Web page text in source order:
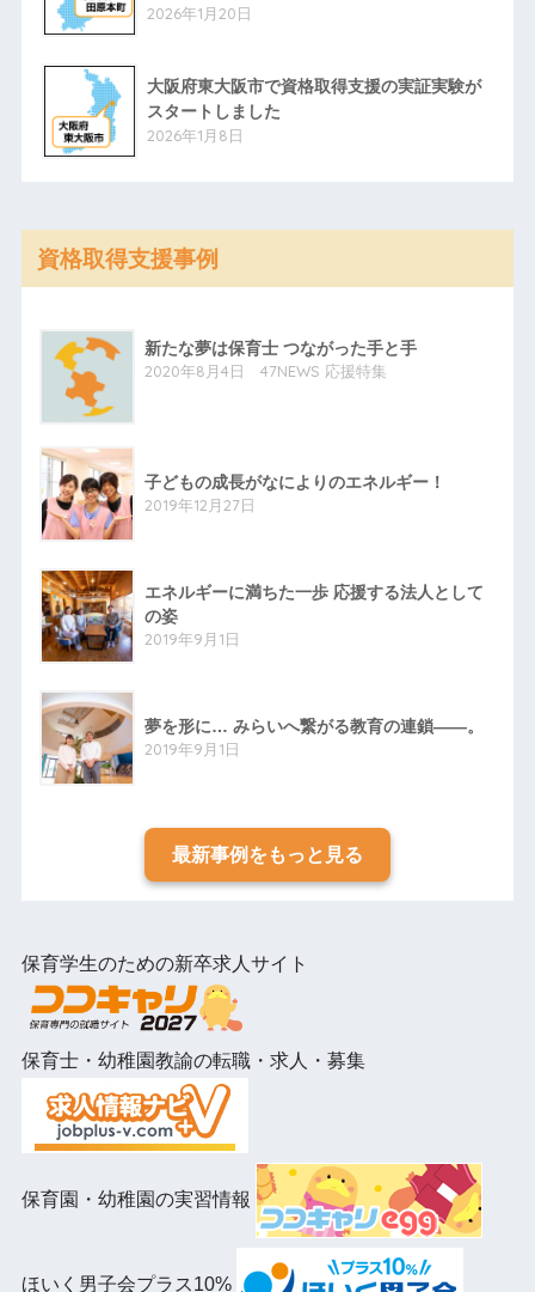
2026年1月20日
大阪府東大阪市で資格取得支援の実証実験が
スタートしました
2026年1月8日
資格取得支援事例
新たな夢は保育士 つながった手と手
2020年8月4日 47NEWS 応援特集
子どもの成長がなによりのエネルギー！
2019年12月27日
エネルギーに満ちた一歩 応援する法人として
の姿
2019年9月1日
夢を形に… みらいへ繋がる教育の連鎖――。
2019年9月1日
最新事例をもっと見る
保育学生のための新卒求人サイト
保育士・幼稚園教諭の転職・求人・募集
保育園・幼稚園の実習情報
ほいく男子会プラス10%